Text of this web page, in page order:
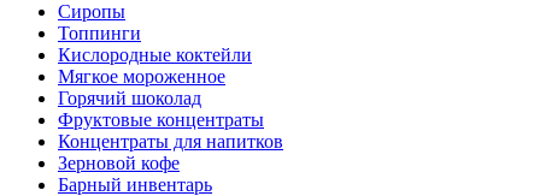
Сиропы
Топпинги
Кислородные коктейли
Мягкое мороженное
Горячий шоколад
Фруктовые концентраты
Концентраты для напитков
Зерновой кофе
Барный инвентарь